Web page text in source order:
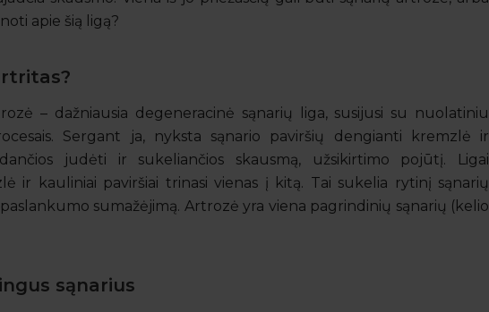
apie šią ligą?
– dažniausia degeneracinė sąnarių liga, susijusi su nuolatiniu
Sergant ja, nyksta sąnario paviršių dengianti kremzlė ir
judėti ir sukeliančios skausmą, užsikirtimo pojūtį. Ligai
ir kauliniai paviršiai trinasi vienas į kitą. Tai sukelia rytinį sąnarių
sumažėjimą. Artrozė yra viena pagrindinių sąnarių (kelio
sąnarius